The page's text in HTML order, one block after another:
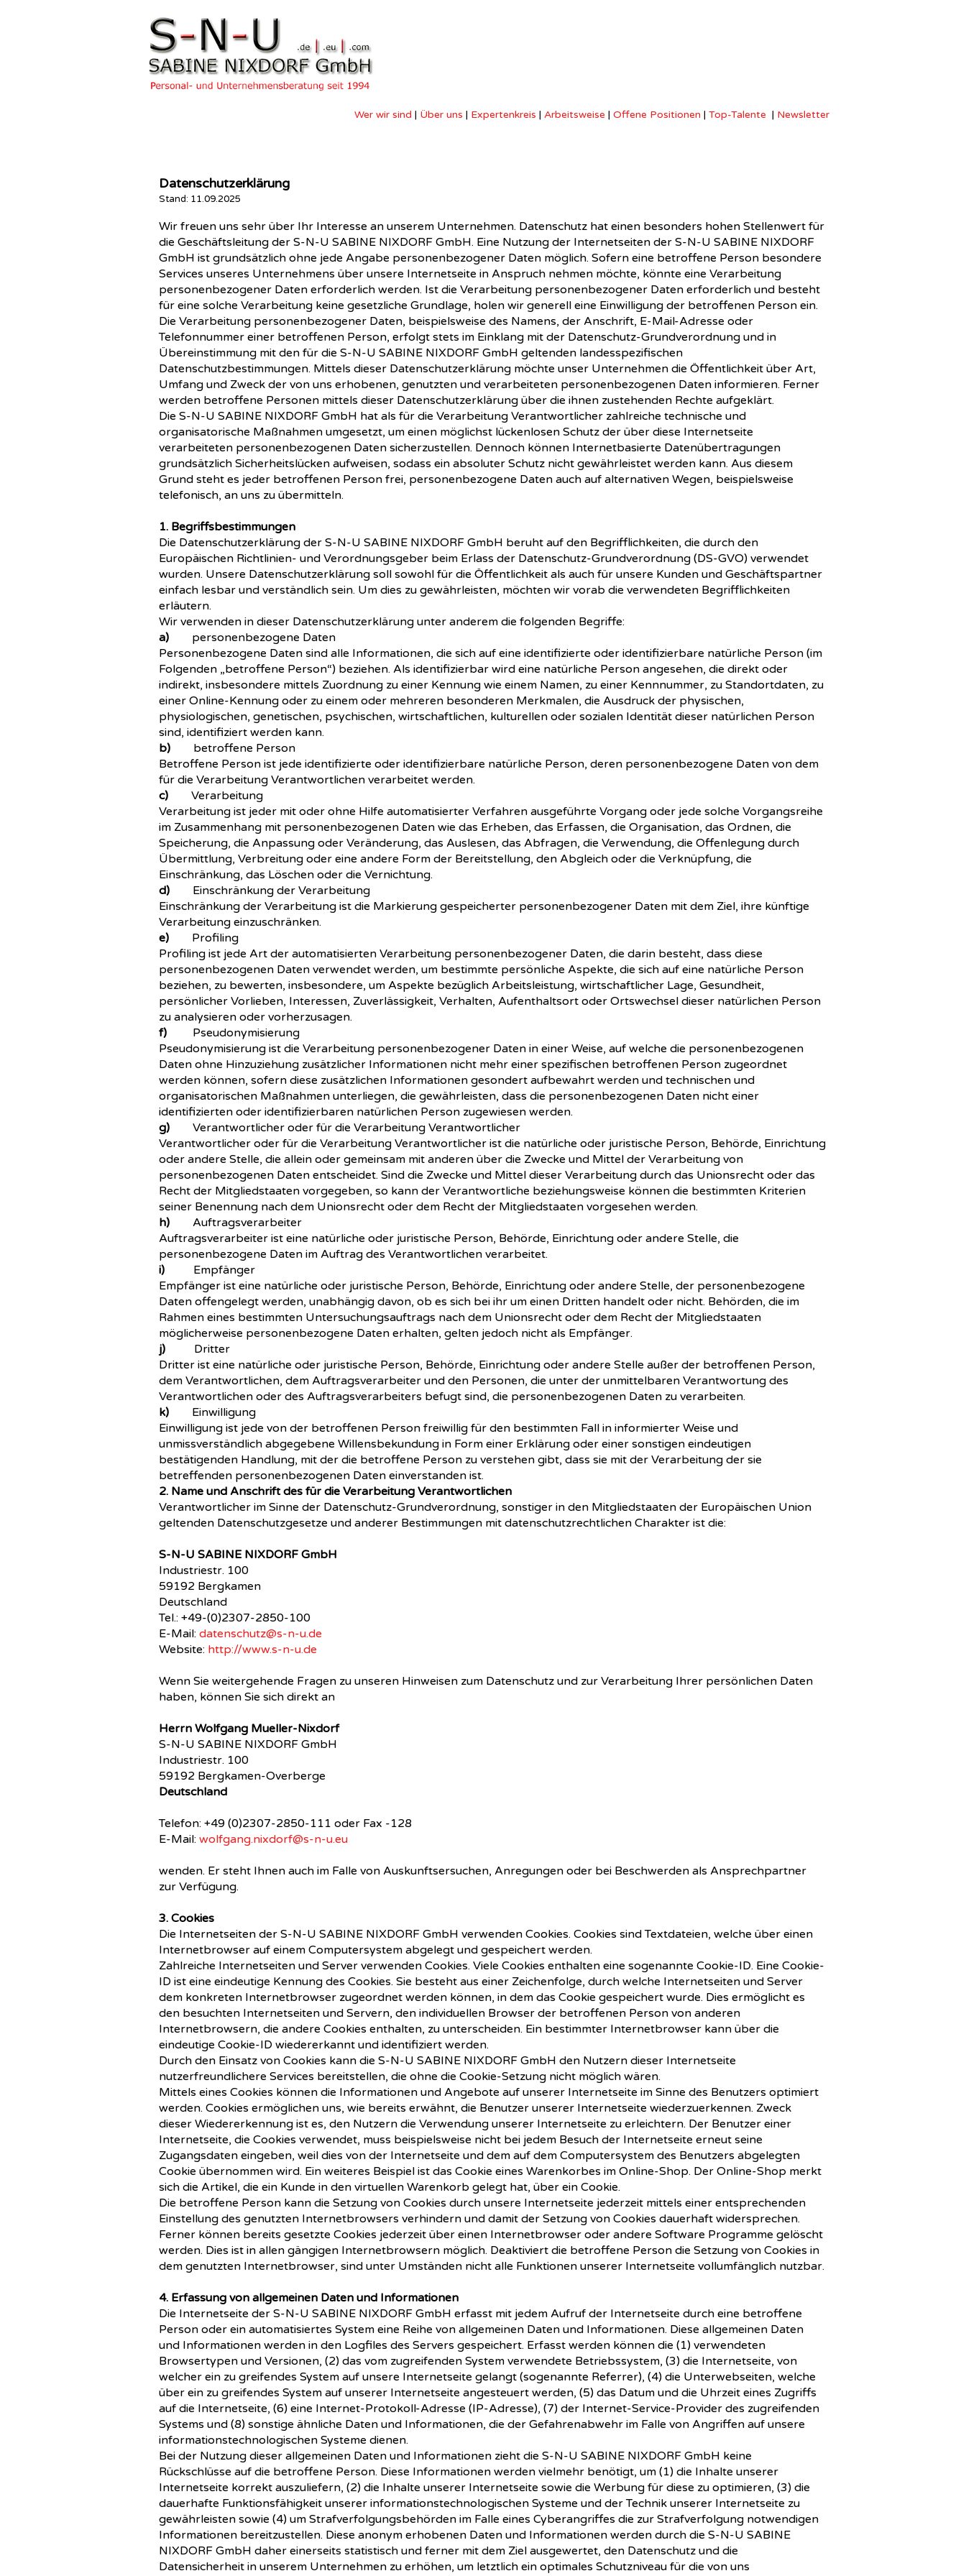
Wer wir sind | Über uns | Expertenkreis | Arbeitsweise | Offene Positionen | Top-Talente | Newsletter
Datenschutzerklärung
Stand: 11.09.2025
Wir freuen uns sehr über Ihr Interesse an unserem Unternehmen. Datenschutz hat einen besonders hohen Stellenwert für
die Geschäftsleitung der S-N-U SABINE NIXDORF GmbH. Eine Nutzung der Internetseiten der S-N-U SABINE NIXDORF
GmbH ist grundsätzlich ohne jede Angabe personenbezogener Daten möglich. Sofern eine betroffene Person besondere
Services unseres Unternehmens über unsere Internetseite in Anspruch nehmen möchte, könnte eine Verarbeitung
personenbezogener Daten erforderlich werden. Ist die Verarbeitung personenbezogener Daten erforderlich und besteht
für eine solche Verarbeitung keine gesetzliche Grundlage, holen wir generell eine Einwilligung der betroffenen Person ein.
Die Verarbeitung personenbezogener Daten, beispielsweise des Namens, der Anschrift, E-Mail-Adresse oder
Telefonnummer einer betroffenen Person, erfolgt stets im Einklang mit der Datenschutz-Grundverordnung und in
Übereinstimmung mit den für die S-N-U SABINE NIXDORF GmbH geltenden landesspezifischen
Datenschutzbestimmungen. Mittels dieser Datenschutzerklärung möchte unser Unternehmen die Öffentlichkeit über Art,
Umfang und Zweck der von uns erhobenen, genutzten und verarbeiteten personenbezogenen Daten informieren. Ferner
werden betroffene Personen mittels dieser Datenschutzerklärung über die ihnen zustehenden Rechte aufgeklärt.
Die S-N-U SABINE NIXDORF GmbH hat als für die Verarbeitung Verantwortlicher zahlreiche technische und
organisatorische Maßnahmen umgesetzt, um einen möglichst lückenlosen Schutz der über diese Internetseite
verarbeiteten personenbezogenen Daten sicherzustellen. Dennoch können Internetbasierte Datenübertragungen
grundsätzlich Sicherheitslücken aufweisen, sodass ein absoluter Schutz nicht gewährleistet werden kann. Aus diesem
Grund steht es jeder betroffenen Person frei, personenbezogene Daten auch auf alternativen Wegen, beispielsweise
telefonisch, an uns zu übermitteln.
1. Begriffsbestimmungen
Die Datenschutzerklärung der S-N-U SABINE NIXDORF GmbH beruht auf den Begrifflichkeiten, die durch den
Europäischen Richtlinien- und Verordnungsgeber beim Erlass der Datenschutz-Grundverordnung (DS-GVO) verwendet
wurden. Unsere Datenschutzerklärung soll sowohl für die Öffentlichkeit als auch für unsere Kunden und Geschäftspartner
einfach lesbar und verständlich sein. Um dies zu gewährleisten, möchten wir vorab die verwendeten Begrifflichkeiten
erläutern.
Wir verwenden in dieser Datenschutzerklärung unter anderem die folgenden Begriffe:
a)
personenbezogene Daten
Personenbezogene Daten sind alle Informationen, die sich auf eine identifizierte oder identifizierbare natürliche Person (im
Folgenden „betroffene Person“) beziehen. Als identifizierbar wird eine natürliche Person angesehen, die direkt oder
indirekt, insbesondere mittels Zuordnung zu einer Kennung wie einem Namen, zu einer Kennnummer, zu Standortdaten, zu
einer Online-Kennung oder zu einem oder mehreren besonderen Merkmalen, die Ausdruck der physischen,
physiologischen, genetischen, psychischen, wirtschaftlichen, kulturellen oder sozialen Identität dieser natürlichen Person
sind, identifiziert werden kann.
b) betroffene Person
Betroffene Person ist jede identifizierte oder identifizierbare natürliche Person, deren personenbezogene Daten von dem
für die Verarbeitung Verantwortlichen verarbeitet werden.
c)
Verarbeitung
Verarbeitung ist jeder mit oder ohne Hilfe automatisierter Verfahren ausgeführte Vorgang oder jede solche Vorgangsreihe
im Zusammenhang mit personenbezogenen Daten wie das Erheben, das Erfassen, die Organisation, das Ordnen, die
Speicherung, die Anpassung oder Veränderung, das Auslesen, das Abfragen, die Verwendung, die Offenlegung durch
Übermittlung, Verbreitung oder eine andere Form der Bereitstellung, den Abgleich oder die Verknüpfung, die
Einschränkung, das Löschen oder die Vernichtung.
d)
Einschränkung der Verarbeitung
Einschränkung der Verarbeitung ist die Markierung gespeicherter personenbezogener Daten mit dem Ziel, ihre künftige
Verarbeitung einzuschränken.
e) Profiling
Profiling ist jede Art der automatisierten Verarbeitung personenbezogener Daten, die darin besteht, dass diese
personenbezogenen Daten verwendet werden, um bestimmte persönliche Aspekte, die sich auf eine natürliche Person
beziehen, zu bewerten, insbesondere, um Aspekte bezüglich Arbeitsleistung, wirtschaftlicher Lage, Gesundheit,
persönlicher Vorlieben, Interessen, Zuverlässigkeit, Verhalten, Aufenthaltsort oder Ortswechsel dieser natürlichen Person
zu analysieren oder vorherzusagen.
f) Pseudonymisierung
Pseudonymisierung ist die Verarbeitung personenbezogener Daten in einer Weise, auf welche die personenbezogenen
Daten ohne Hinzuziehung zusätzlicher Informationen nicht mehr einer spezifischen betroffenen Person zugeordnet
werden können, sofern diese zusätzlichen Informationen gesondert aufbewahrt werden und technischen und
organisatorischen Maßnahmen unterliegen, die gewährleisten, dass die personenbezogenen Daten nicht einer
identifizierten oder identifizierbaren natürlichen Person zugewiesen werden.
g) Verantwortlicher oder für die Verarbeitung Verantwortlicher
Verantwortlicher oder für die Verarbeitung Verantwortlicher ist die natürliche oder juristische Person, Behörde, Einrichtung
oder andere Stelle, die allein oder gemeinsam mit anderen über die Zwecke und Mittel der Verarbeitung von
personenbezogenen Daten entscheidet. Sind die Zwecke und Mittel dieser Verarbeitung durch das Unionsrecht oder das
Recht der Mitgliedstaaten vorgegeben, so kann der Verantwortliche beziehungsweise können die bestimmten Kriterien
seiner Benennung nach dem Unionsrecht oder dem Recht der Mitgliedstaaten vorgesehen werden.
h)
Auftragsverarbeiter
Auftragsverarbeiter ist eine natürliche oder juristische Person, Behörde, Einrichtung oder andere Stelle, die
personenbezogene Daten im Auftrag des Verantwortlichen verarbeitet.
i)
Empfänger
Empfänger ist eine natürliche oder juristische Person, Behörde, Einrichtung oder andere Stelle, der personenbezogene
Daten offengelegt werden, unabhängig davon, ob es sich bei ihr um einen Dritten handelt oder nicht. Behörden, die im
Rahmen eines bestimmten Untersuchungsauftrags nach dem Unionsrecht oder dem Recht der Mitgliedstaaten
möglicherweise personenbezogene Daten erhalten, gelten jedoch nicht als Empfänger.
j)
Dritter
Dritter ist eine natürliche oder juristische Person, Behörde, Einrichtung oder andere Stelle außer der betroffenen Person,
dem Verantwortlichen, dem Auftragsverarbeiter und den Personen, die unter der unmittelbaren Verantwortung des
Verantwortlichen oder des Auftragsverarbeiters befugt sind, die personenbezogenen Daten zu verarbeiten.
k) Einwilligung
Einwilligung ist jede von der betroffenen Person freiwillig für den bestimmten Fall in informierter Weise und
unmissverständlich abgegebene Willensbekundung in Form einer Erklärung oder einer sonstigen eindeutigen
bestätigenden Handlung, mit der die betroffene Person zu verstehen gibt, dass sie mit der Verarbeitung der sie
betreffenden personenbezogenen Daten einverstanden ist.
2. Name und Anschrift des für die Verarbeitung Verantwortlichen
Verantwortlicher im Sinne der Datenschutz-Grundverordnung, sonstiger in den Mitgliedstaaten der Europäischen Union
geltenden Datenschutzgesetze und anderer Bestimmungen mit datenschutzrechtlichen Charakter ist die:
S-N-U SABINE NIXDORF GmbH
Industriestr. 100
59192 Bergkamen
Deutschland
Tel.: +49-(0)2307-2850-100
E-Mail: datenschutz@s-n-u.de
Website: http://www.s-n-u.de
Wenn Sie weitergehende Fragen zu unseren Hinweisen zum Datenschutz und zur Verarbeitung Ihrer persönlichen Daten
haben, können Sie sich direkt an
Herrn Wolfgang Mueller-Nixdorf
S-N-U SABINE NIXDORF GmbH
Industriestr. 100
59192 Bergkamen-Overberge
Deutschland
Telefon: +49 (0)2307-2850-111 oder Fax -128
E-Mail: wolfgang.nixdorf@s-n-u.eu
wenden. Er steht Ihnen auch im Falle von Auskunftsersuchen, Anregungen oder bei Beschwerden als Ansprechpartner
zur Verfügung.
3. Cookies
Die Internetseiten der S-N-U SABINE NIXDORF GmbH verwenden Cookies. Cookies sind Textdateien, welche über einen
Internetbrowser auf einem Computersystem abgelegt und gespeichert werden.
Zahlreiche Internetseiten und Server verwenden Cookies. Viele Cookies enthalten eine sogenannte Cookie-ID. Eine Cookie-
ID ist eine eindeutige Kennung des Cookies. Sie besteht aus einer Zeichenfolge, durch welche Internetseiten und Server
dem konkreten Internetbrowser zugeordnet werden können, in dem das Cookie gespeichert wurde. Dies ermöglicht es
den besuchten Internetseiten und Servern, den individuellen Browser der betroffenen Person von anderen
Internetbrowsern, die andere Cookies enthalten, zu unterscheiden. Ein bestimmter Internetbrowser kann über die
eindeutige Cookie-ID wiedererkannt und identifiziert werden.
Durch den Einsatz von Cookies kann die S-N-U SABINE NIXDORF GmbH den Nutzern dieser Internetseite
nutzerfreundlichere Services bereitstellen, die ohne die Cookie-Setzung nicht möglich wären.
Mittels eines Cookies können die Informationen und Angebote auf unserer Internetseite im Sinne des Benutzers optimiert
werden. Cookies ermöglichen uns, wie bereits erwähnt, die Benutzer unserer Internetseite wiederzuerkennen. Zweck
dieser Wiedererkennung ist es, den Nutzern die Verwendung unserer Internetseite zu erleichtern. Der Benutzer einer
Internetseite, die Cookies verwendet, muss beispielsweise nicht bei jedem Besuch der Internetseite erneut seine
Zugangsdaten eingeben, weil dies von der Internetseite und dem auf dem Computersystem des Benutzers abgelegten
Cookie übernommen wird. Ein weiteres Beispiel ist das Cookie eines Warenkorbes im Online-Shop. Der Online-Shop merkt
sich die Artikel, die ein Kunde in den virtuellen Warenkorb gelegt hat, über ein Cookie.
Die betroffene Person kann die Setzung von Cookies durch unsere Internetseite jederzeit mittels einer entsprechenden
Einstellung des genutzten Internetbrowsers verhindern und damit der Setzung von Cookies dauerhaft widersprechen.
Ferner können bereits gesetzte Cookies jederzeit über einen Internetbrowser oder andere Software Programme gelöscht
werden. Dies ist in allen gängigen Internetbrowsern möglich. Deaktiviert die betroffene Person die Setzung von Cookies in
dem genutzten Internetbrowser, sind unter Umständen nicht alle Funktionen unserer Internetseite vollumfänglich nutzbar.
4. Erfassung von allgemeinen Daten und Informationen
Die Internetseite der S-N-U SABINE NIXDORF GmbH erfasst mit jedem Aufruf der Internetseite durch eine betroffene
Person oder ein automatisiertes System eine Reihe von allgemeinen Daten und Informationen. Diese allgemeinen Daten
und Informationen werden in den Logfiles des Servers gespeichert. Erfasst werden können die (1) verwendeten
Browsertypen und Versionen, (2) das vom zugreifenden System verwendete Betriebssystem, (3) die Internetseite, von
welcher ein zu greifendes System auf unsere Internetseite gelangt (sogenannte Referrer), (4) die Unterwebseiten, welche
über ein zu greifendes System auf unserer Internetseite angesteuert werden, (5) das Datum und die Uhrzeit eines Zugriffs
auf die Internetseite, (6) eine Internet-Protokoll-Adresse (IP-Adresse), (7) der Internet-Service-Provider des zugreifenden
Systems und (8) sonstige ähnliche Daten und Informationen, die der Gefahrenabwehr im Falle von Angriffen auf unsere
informationstechnologischen Systeme dienen.
Bei der Nutzung dieser allgemeinen Daten und Informationen zieht die S-N-U SABINE NIXDORF GmbH keine
Rückschlüsse auf die betroffene Person. Diese Informationen werden vielmehr benötigt, um (1) die Inhalte unserer
Internetseite korrekt auszuliefern, (2) die Inhalte unserer Internetseite sowie die Werbung für diese zu optimieren, (3) die
dauerhafte Funktionsfähigkeit unserer informationstechnologischen Systeme und der Technik unserer Internetseite zu
gewährleisten sowie (4) um Strafverfolgungsbehörden im Falle eines Cyberangriffes die zur Strafverfolgung notwendigen
Informationen bereitzustellen. Diese anonym erhobenen Daten und Informationen werden durch die S-N-U SABINE
NIXDORF GmbH daher einerseits statistisch und ferner mit dem Ziel ausgewertet, den Datenschutz und die
Datensicherheit in unserem Unternehmen zu erhöhen, um letztlich ein optimales Schutzniveau für die von uns